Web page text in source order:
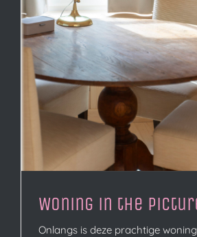
Woning in the
Onlangs is deze prachtige